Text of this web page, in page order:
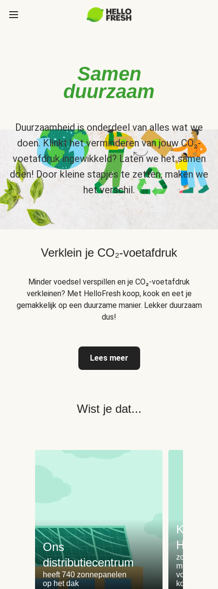
Samen
duurzaam
Duurzaamheid is onderdeel van alles wat we
doen. Klinkt het verminderen van jouw CO₂-
voetafdruk ingewikkeld? Laten we het samen
doen! Door kleine stapjes te zetten, maken we
het verschil.
Verklein je CO₂-voetafdruk
Minder voedsel verspillen en je CO₂-voetafdruk
verkleinen? Met HelloFresh koop, kook en eet je
gemakkelijk op een duurzame manier. Lekker duurzaam
dus!
Lees meer
Wist je dat...
Ons
distributiecentrum
heeft 740 zonnepanelen
op het dak
Koken
zorgt voor
minder
koken